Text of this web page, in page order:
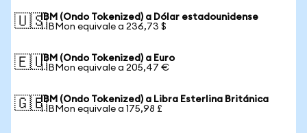
🇺🇸IBM (Ondo Tokenized) a Dólar estadounidense
1 IBMon equivale a 236,73 $
🇪🇺IBM (Ondo Tokenized) a Euro
1 IBMon equivale a 205,47 €
🇬🇧IBM (Ondo Tokenized) a Libra Esterlina Británica
1 IBMon equivale a 175,98 £